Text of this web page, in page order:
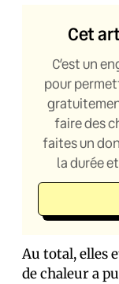
Cet
C’est un
pour
faire des
faites un
la durée
Au total, elles
de chaleur a